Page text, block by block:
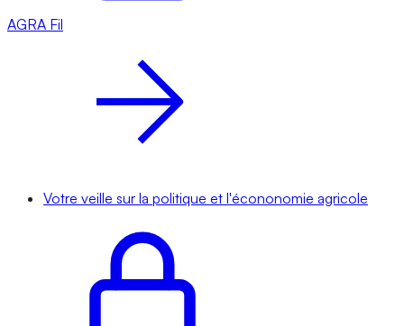
AGRA Fil
Votre veille sur la politique et l'écononomie agricole